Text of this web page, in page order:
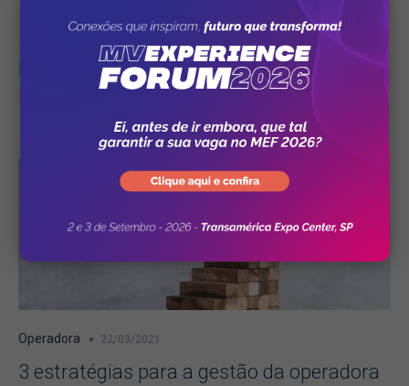
Gestão da operadora: como manter a
satisfação do beneficiário no pós
pandemia
Operadora 22/03/2021
3 estratégias para a gestão da operadora